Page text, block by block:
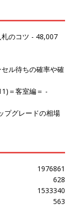
のコツ - 48,007
ル待ちの確率や確
＝客室編＝ -
プグレードの相場
1976861
628
1533340
563